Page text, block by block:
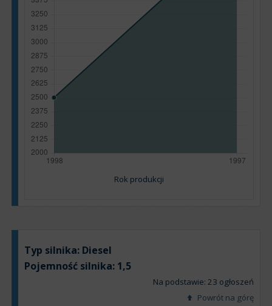
Rok produkcji
Typ silnika: Diesel
Pojemność silnika: 1,5
Na podstawie: 23 ogłoszeń
Powrót na górę